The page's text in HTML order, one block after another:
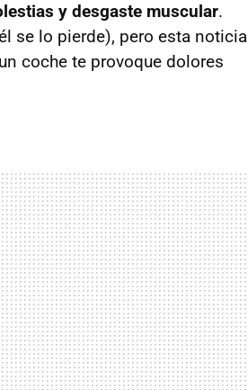
y desgaste muscular.
se lo pierde), pero esta noticia
coche te provoque dolores